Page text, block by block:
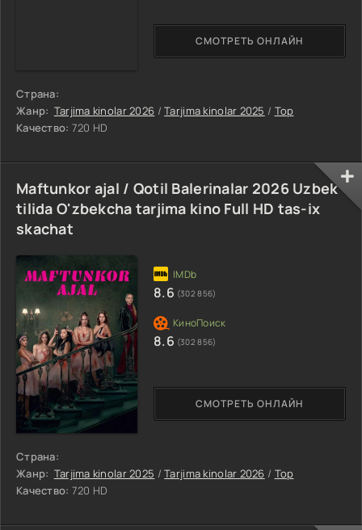
Страна:
Жанр: Tarjima kinolar 2026 /Tarjima kinolar 2025 / Top
Качество: 720 HD
СМОТРЕТЬ ОНЛАЙН
Maftunkor ajal / Qotil Balerinalar 2026 Uzbek
tilida O'zbekcha tarjima kino Full HD tas-ix
skachat
Страна:
Жанр: Tarjima kinolar 2025 /Tarjima kinolar 2026 / Top
Качество: 720 HD
СМОТРЕТЬ ОНЛАЙН
8.6 (302 856)
8.6 (302 856)